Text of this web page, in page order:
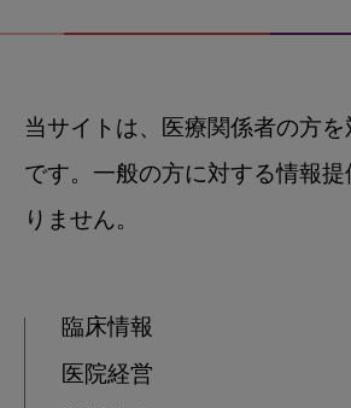
当サイトは、医療関係者の方
です。一般の方に対する情報
りません。
臨床情報
医院経営